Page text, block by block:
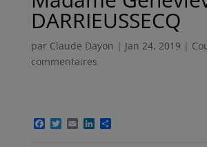
DARRIEUSSECQ
par Claude Dayon | Jan 24, 2019 |
commentaires
F T E L P